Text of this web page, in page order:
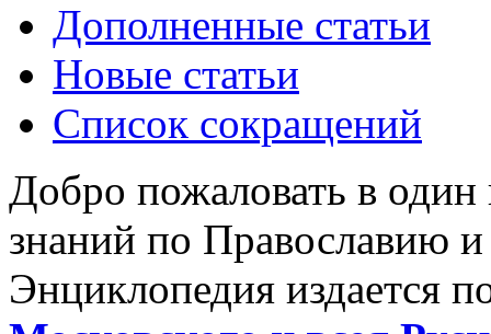
Дополненные статьи
Новые статьи
Список сокращений
Добро пожаловать в
знаний по Православию
Энциклопедия издается